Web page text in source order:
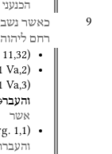
הכנעני
9 כאשר
רחם ליהוה
11,32)
Va,2)
Va,3)
והעבר
אשר
1,1)